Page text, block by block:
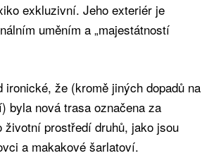
exkluzivní. Jeho exteriér je
uměním a „majestátností
ironické, že (kromě jiných dopadů na
byla nová trasa označena za
životní prostředí druhů, jako jsou
a makakové šarlatoví.